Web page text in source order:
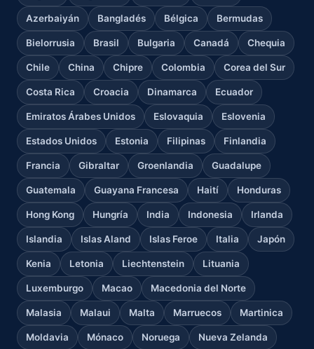
Azerbaiyán Bangladés Bélgica Bermudas
Bielorrusia Brasil Bulgaria Canadá Chequia
Chile China Chipre Colombia Corea del Sur
Costa Rica Croacia Dinamarca Ecuador
Emiratos Árabes Unidos Eslovaquia Eslovenia
Estados Unidos Estonia Filipinas Finlandia
Francia Gibraltar Groenlandia Guadalupe
Guatemala Guayana Francesa Haití Honduras
Hong Kong Hungría India Indonesia Irlanda
Islandia Islas Aland Islas Feroe Italia Japón
Kenia Letonia Liechtenstein Lituania
Luxemburgo Macao Macedonia del Norte
Malasia Malaui Malta Marruecos Martinica
Moldavia Mónaco Noruega Nueva Zelanda